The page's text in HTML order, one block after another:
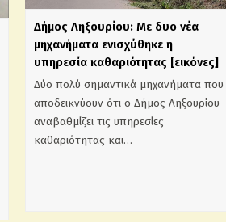
Δήμος Ληξουρίου: Με δυο νέα
μηχανήματα ενισχύθηκε η
υπηρεσία καθαριότητας [εικόνες]
Δύο πολύ σημαντικά μηχανήματα που
αποδεικνύουν ότι ο Δήμος Ληξουρίου
αναβαθμίζει τις υπηρεσίες
καθαριότητας και…